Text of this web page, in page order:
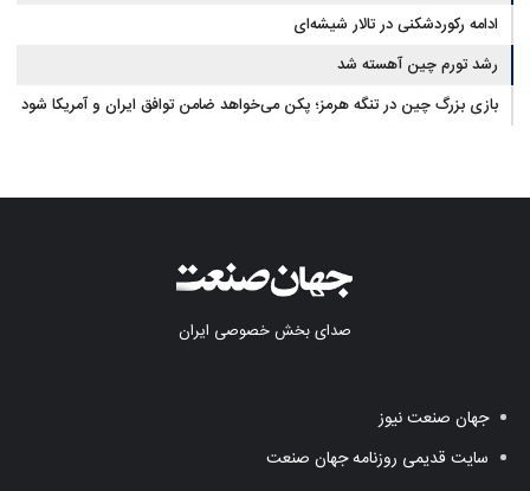
ادامه رکوردشکنی در تالار شیشه‌ای
رشد تورم چین آهسته شد
بازی بزرگ چین در تنگه هرمز؛ پکن می‌خواهد ضامن توافق ایران و آمریکا شود
صدای بخش خصوصی ایران
جهان صنعت نیوز
سایت قدیمی روزنامه جهان صنعت